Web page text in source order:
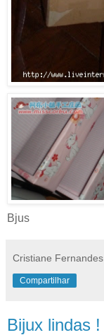
Bjus
Cristiane Fernandes
Compartilhar
Bijux lindas !